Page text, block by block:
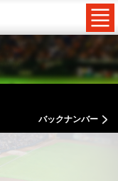
バックナンバー